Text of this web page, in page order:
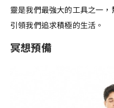
靈是我們最強大的工具之一
引領我們追求積極的生活。
冥想預備